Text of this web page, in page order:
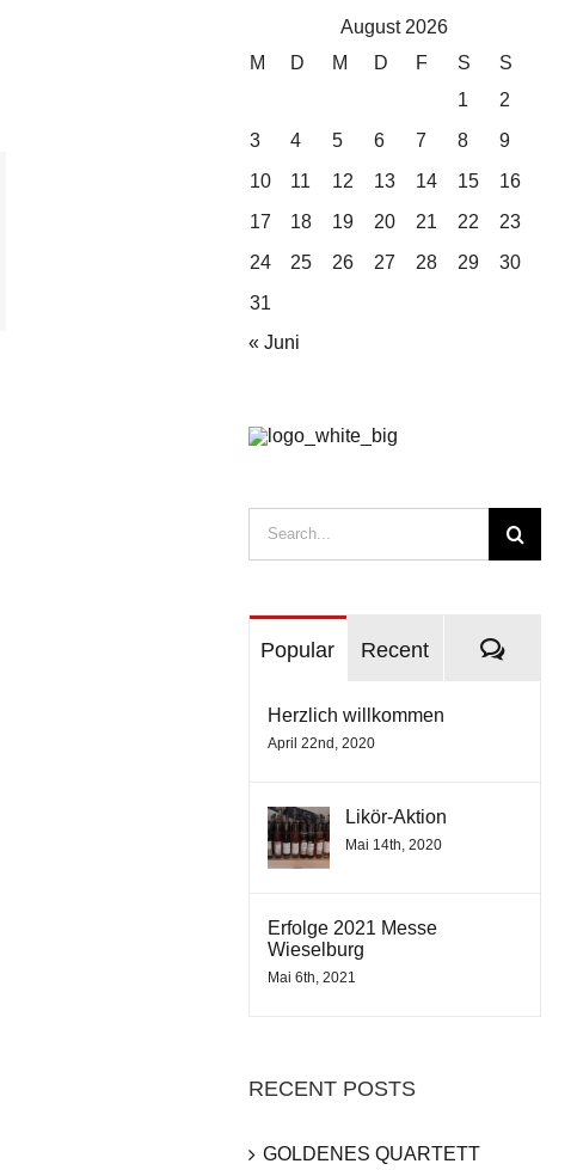
August 2026
M
D M D F S
S
1
2
3
4 5 6 7 8
9
10
11 12 13 14 15
16
17
18 19 20 21 22
23
24
25 26 27 28 29
30
31
« Juni
Search
for:
Popular Recent
Herzlich willkommen
April 22nd, 2020
Likör-Aktion
Mai 14th, 2020
Erfolge 2021 Messe
Wieselburg
Mai 6th, 2021
RECENT POSTS
GOLDENES QUARTETT